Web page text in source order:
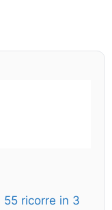
55 ricorre in 3